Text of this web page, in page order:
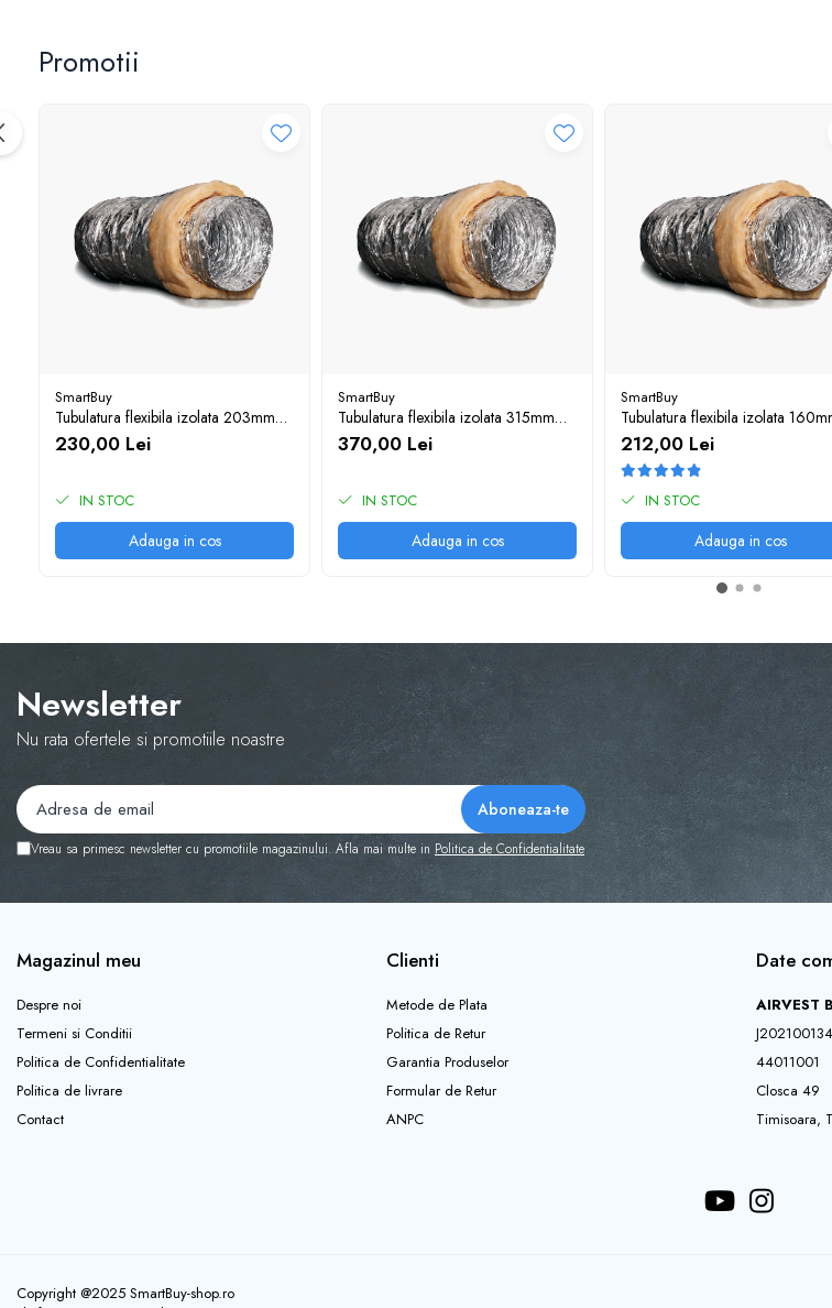
Accesorii
Valve
Izolatie Placi
Accesorii
Promotii
SmartBuy
Tubulatura flexibila izolata 203mm
10m
230,00 Lei
IN STOC
Adauga in cos
SmartBuy
Tubulatura flexibila izolata 315mm
10m
370,00 Lei
IN STOC
Adauga in cos
SmartBuy
Tubulatura flexibila izolata
10m
212,00 Lei
IN STOC
Adauga in cos
Newsletter
Nu rata ofertele si promotiile noastre
Vreau sa primesc newsletter cu promotiile magazinului. Afla mai multe in Politica de Confidentialitate
Magazinul meu
Despre noi
Termeni si Conditii
Politica de Confidentialitate
Politica de livrare
Contact
Clienti
Metode de Plata
Politica de Retur
Garantia Produselor
Formular de Retur
ANPC
Date
AIRVEST
44011001
Closca 49
Timisoara,
Copyright @2025 SmartBuy-shop.ro